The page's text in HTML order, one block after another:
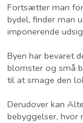
Fortsætter man
bydel, finder man
imponerende
Byen har bevaret
blomster og små
til at smage den
Derudover kan
bebyggelser, hvor